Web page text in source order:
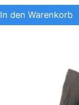
In den Warenkorb